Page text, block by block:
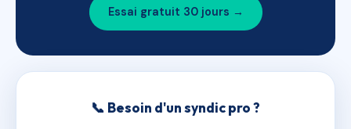
Essai gratuit 30 jours →
📞 Besoin d'un syndic pro ?